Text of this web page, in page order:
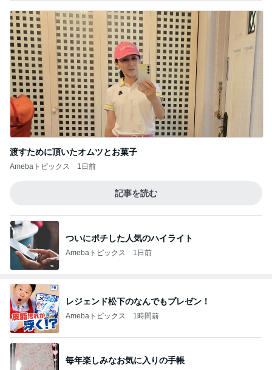
渡すために頂いたオムツとお菓子
Amebaトピックス 1日前
記事を読む
ついにポチした人気のハイライト
Amebaトピックス 1日前
レジェンド松下のなんでもプレゼン！
Amebaトピックス 1時間前
毎年楽しみなお気に入りの手帳